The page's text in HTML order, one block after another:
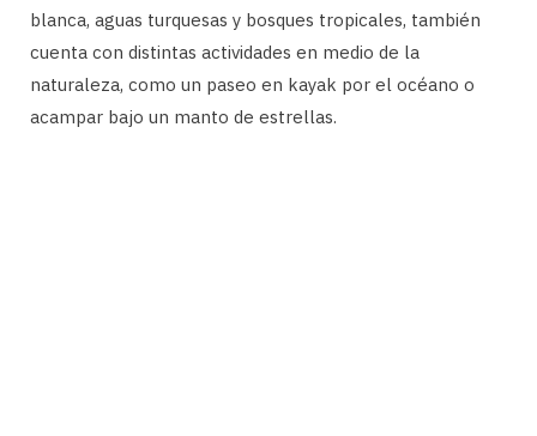
blanca, aguas turquesas y bosques tropicales, también
cuenta con distintas actividades en medio de la
naturaleza, como un paseo en kayak por el océano o
acampar bajo un manto de estrellas.